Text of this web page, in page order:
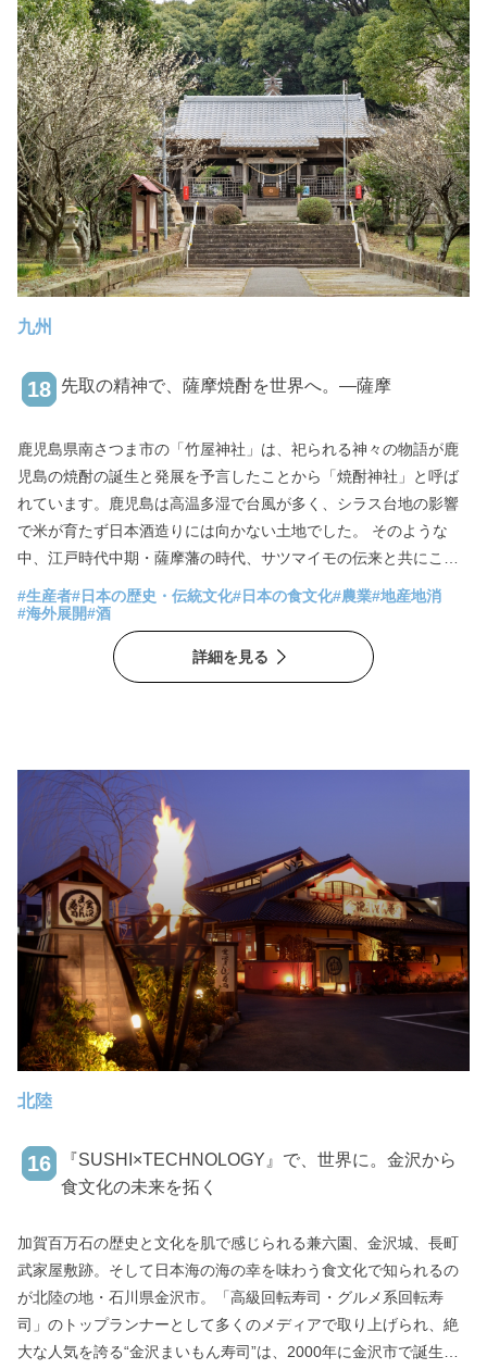
九州
18 先取の精神で、薩摩焼酎を世界へ。―薩摩
鹿児島県南さつま市の「竹屋神社」は、祀られる神々の物語が鹿
児島の焼酎の誕生と発展を予言したことから「焼酎神社」と呼ば
れています。鹿児島は高温多湿で台風が多く、シラス台地の影響
で米が育たず日本酒造りには向かない土地でした。 そのような
中、江戸時代中期・薩摩藩の時代、サツマイモの伝来と共にこの
地の酒文化として芋焼酎造りが盛んになります。以来、地理的に
不利な条件を「蒸留技術」「黒麹」など海外の技術を取り入れる
ことで克服し、独自の蒸留酒である芋焼酎を造りあげました。 薩
摩藩は幕末に、日本の近代化を牽引した人材を多く輩出した地
摩焼酎の魅力を世界へ広めています。
#生産者#日本の歴史・伝統文化#日本の食文化#農業#地産地消
#海外展開#酒
詳細を見る
北陸
16
『SUSHI×TECHNOLOGY』で、世界に。金沢から
食文化の未来を拓く
加賀百万石の歴史と文化を肌で感じられる兼六園、金沢城、長町
武家屋敷跡。そして日本海の海の幸を味わう食文化で知られるの
が北陸の地・石川県金沢市。「高級回転寿司・グルメ系回転寿
司」のトップランナーとして多くのメディアで取り上げられ、絶
大な人気を誇る“金沢まいもん寿司”は、2000年に金沢市で誕生し